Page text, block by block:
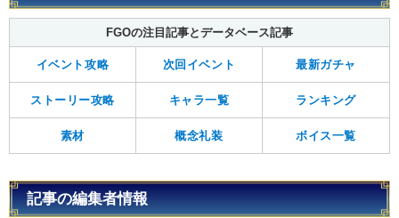
FGOの注目記事とデータベース記事
イベント攻略 次回イベント 最新ガチャ
ストーリー攻略 キャラ一覧 ランキング
素材 概念礼装 ボイス一覧
記事の編集者情報